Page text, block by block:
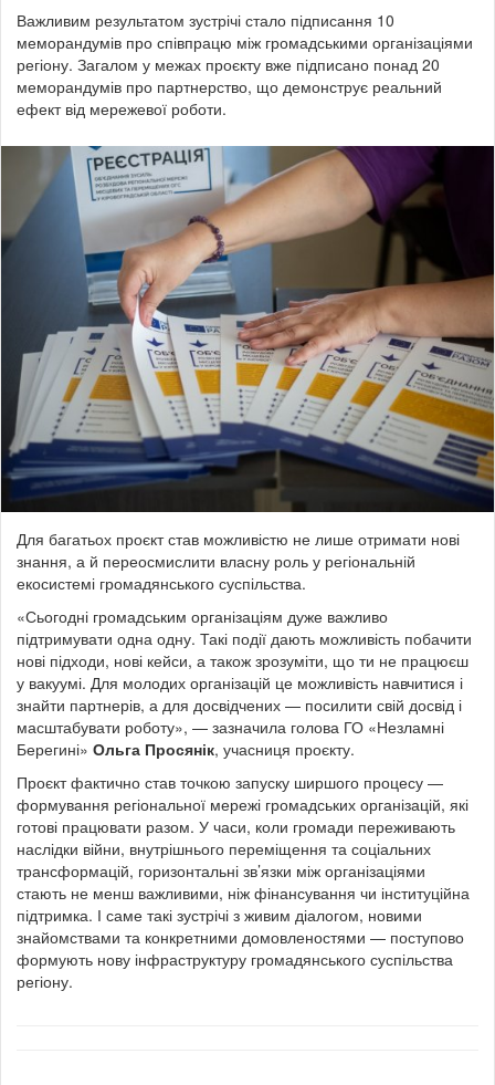
Важливим результатом зустрічі стало підписання 10
меморандумів про співпрацю між громадськими організаціями
регіону. Загалом у межах проєкту вже підписано понад 20
меморандумів про партнерство, що демонструє реальний
ефект від мережевої роботи.
Для багатьох проєкт став можливістю не лише отримати нові
знання, а й переосмислити власну роль у регіональній
екосистемі громадянського суспільства.
«Сьогодні громадським організаціям дуже важливо
підтримувати одна одну. Такі події дають можливість побачити
нові підходи, нові кейси, а також зрозуміти, що ти не працюєш
у вакуумі. Для молодих організацій це можливість навчитися і
знайти партнерів, а для досвідчених — посилити свій досвід і
масштабувати роботу», — зазначила голова ГО «Незламні
Берегині» Ольга Просянік, учасниця проєкту.
Проєкт фактично став точкою запуску ширшого процесу —
формування регіональної мережі громадських організацій, які
готові працювати разом. У часи, коли громади переживають
наслідки війни, внутрішнього переміщення та соціальних
трансформацій, горизонтальні зв’язки між організаціями
стають не менш важливими, ніж фінансування чи інституційна
підтримка. І саме такі зустрічі з живим діалогом, новими
знайомствами та конкретними домовленостями — поступово
формують нову інфраструктуру громадянського суспільства
регіону.